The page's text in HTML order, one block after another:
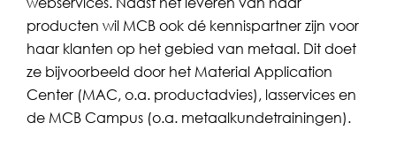
producten wil MCB ook dé kennispartner zijn voor
haar klanten op het gebied van metaal. Dit doet
ze bijvoorbeeld door het Material Application
Center (MAC, o.a. productadvies), lasservices en
de MCB Campus (o.a. metaalkundetrainingen).